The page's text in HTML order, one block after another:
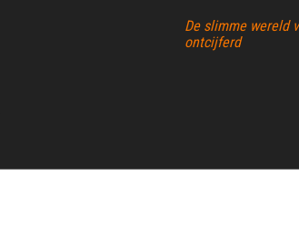
De slimme wereld
ontcijferd